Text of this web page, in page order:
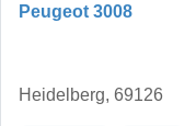
Peugeot 3008
Heidelberg, 69126